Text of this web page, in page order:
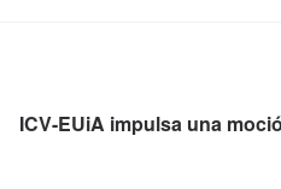
ICV-EUiA impulsa una